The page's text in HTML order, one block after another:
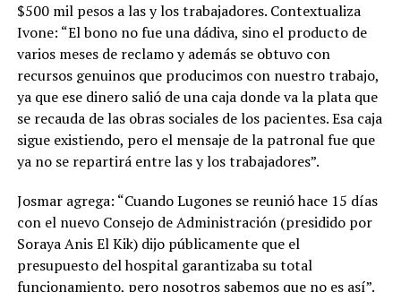
$500 mil pesos a las y los trabajadores. Contextualiza
Ivone: “El bono no fue una dádiva, sino el producto de
varios meses de reclamo y además se obtuvo con
recursos genuinos que producimos con nuestro trabajo,
ya que ese dinero salió de una caja donde va la plata que
se recauda de las obras sociales de los pacientes. Esa caja
sigue existiendo, pero el mensaje de la patronal fue que
ya no se repartirá entre las y los trabajadores”.
Josmar agrega: “Cuando Lugones se reunió hace 15 días
con el nuevo Consejo de Administración (presidido por
Soraya Anis El Kik) dijo públicamente que el
presupuesto del hospital garantizaba su total
funcionamiento, pero nosotros sabemos que no es así”.